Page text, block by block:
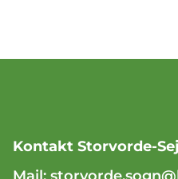
Kontakt Storvorde-